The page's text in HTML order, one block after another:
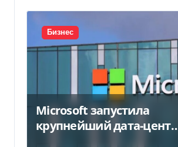
Бизнес
Microsoft запустила
крупнейший дата-центр